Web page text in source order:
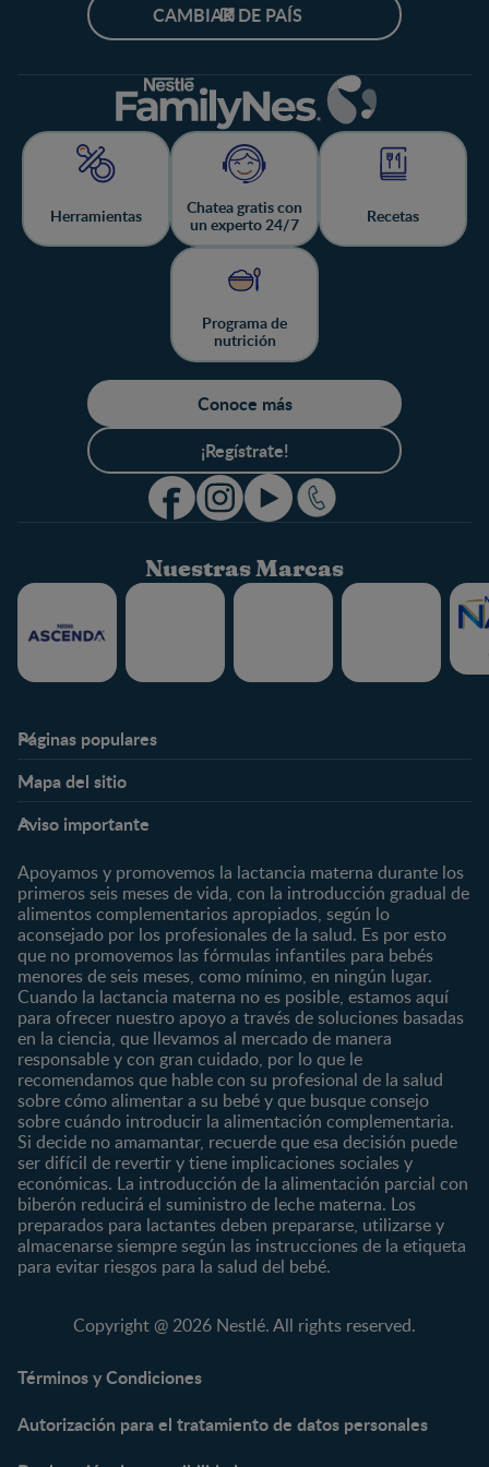
CAMBIAR DE PAÍS
Herramientas
Chatea gratis con
un experto 24/7
Recetas
Programa de
nutrición
Conoce más
¡Regístrate!
Nuestras Marcas
Páginas populares
Expertos en Nutrición
Preguntas Frecuentes
¿Quiénes somos?
Marcas y productos
Nuestros Productos
Nuestras Marcas
Mapa del sitio
Preconcepción
Embarazo
Posparto
0 a 4 meses
4 a 6 meses
6 a 8 meses
8 a 12 meses
12 a 24 meses
Desde 2 años
Preescolar
Escolar
Nutrición
Salud
Maternidad
Paternidad
Vida en familia
Marcas
CERELAC®
GERBER®
KLIM®
NAN® 3
NAN® Optipro® 3
NAN® Supreme 3
NESTUM®
Productos
Cereales Infantiles
Compotas y galletas
Fórmulas Infantiles
Aviso importante
Apoyamos y promovemos la lactancia materna durante los
primeros seis meses de vida, con la introducción gradual de
alimentos complementarios apropiados, según lo
aconsejado por los profesionales de la salud. Es por esto
que no promovemos las fórmulas infantiles para bebés
menores de seis meses, como mínimo, en ningún lugar.
Cuando la lactancia materna no es posible, estamos aquí
para ofrecer nuestro apoyo a través de soluciones basadas
en la ciencia, que llevamos al mercado de manera
responsable y con gran cuidado, por lo que le
recomendamos que hable con su profesional de la salud
sobre cómo alimentar a su bebé y que busque consejo
sobre cuándo introducir la alimentación complementaria.
Si decide no amamantar, recuerde que esa decisión puede
ser difícil de revertir y tiene implicaciones sociales y
económicas. La introducción de la alimentación parcial con
biberón reducirá el suministro de leche materna. Los
preparados para lactantes deben prepararse, utilizarse y
almacenarse siempre según las instrucciones de la etiqueta
para evitar riesgos para la salud del bebé.
Copyright @ 2026 Nestlé. All rights reserved.
Términos y Condiciones
Autorización para el tratamiento de datos personales